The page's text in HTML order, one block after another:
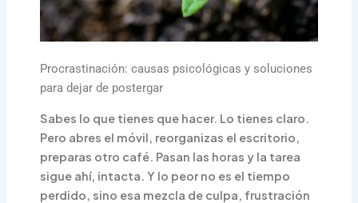
Procrastinación: causas psicológicas y soluciones
para dejar de postergar
Sabes lo que tienes que hacer. Lo tienes claro.
Pero abres el móvil, reorganizas el escritorio,
preparas otro café. Pasan las horas y la tarea
sigue ahí, intacta. Y lo peor no es el tiempo
perdido, sino esa mezcla de culpa, frustración